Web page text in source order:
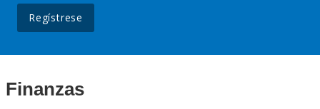
Regístrese
Finanzas